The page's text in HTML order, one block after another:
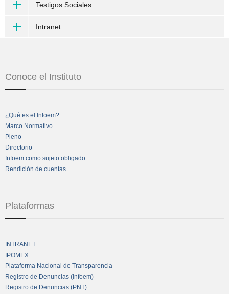
Testigos Sociales
Intranet
Conoce el Instituto
¿Qué es el Infoem?
Marco Normativo
Pleno
Directorio
Infoem como sujeto obligado
Rendición de cuentas
Plataformas
INTRANET
IPOMEX
Plataforma Nacional de Transparencia
Registro de Denuncias (Infoem)
Registro de Denuncias (PNT)